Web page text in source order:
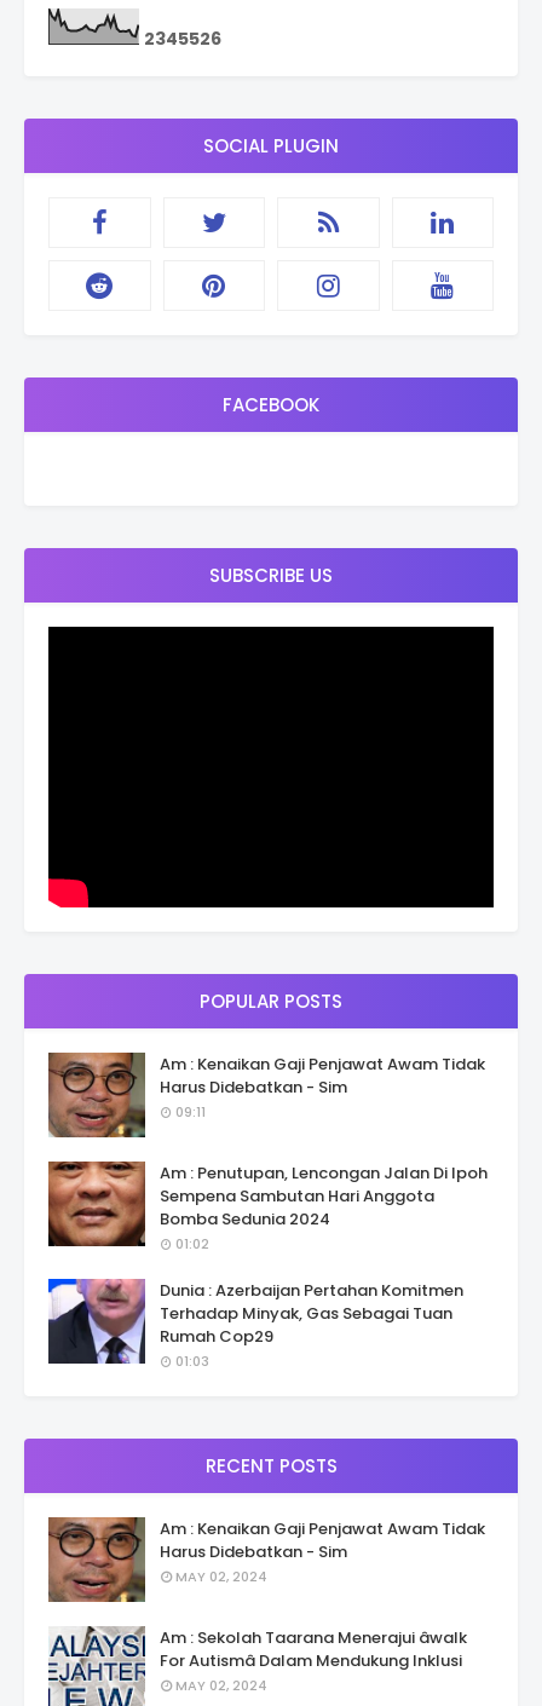
2345526
SOCIAL PLUGIN
FACEBOOK
SUBSCRIBE US
POPULAR POSTS
Am : Kenaikan Gaji Penjawat Awam Tidak
Harus Didebatkan - Sim
09:11
Am : Penutupan, Lencongan Jalan Di Ipoh
Sempena Sambutan Hari Anggota
Bomba Sedunia 2024
01:02
Dunia : Azerbaijan Pertahan Komitmen
Terhadap Minyak, Gas Sebagai Tuan
Rumah Cop29
01:03
RECENT POSTS
Am : Kenaikan Gaji Penjawat Awam Tidak
Harus Didebatkan - Sim
MAY 02, 2024
Am : Sekolah Taarana Menerajui âwalk
For Autismâ Dalam Mendukung Inklusi
MAY 02, 2024